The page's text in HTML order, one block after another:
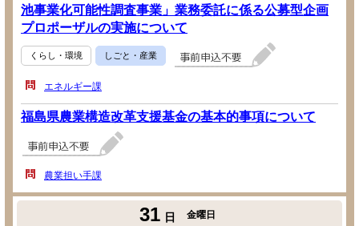
池事業化可能性調査事業」業務委託に係る公募型企画
プロポーザルの実施について
くらし・環境 しごと・産業
エネルギー課
福島県農業構造改革支援基金の基本的事項について
農業担い手課
31 日 金曜日